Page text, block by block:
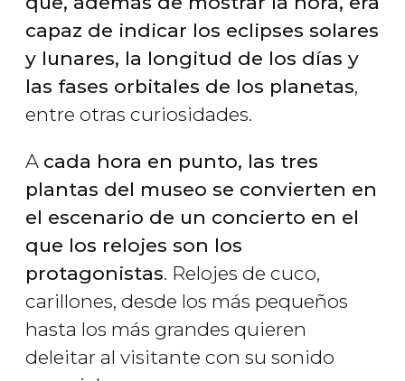
capaz de indicar los eclipses solares
y lunares, la longitud de los días y
las fases orbitales de los planetas,
entre otras curiosidades.
A cada hora en punto, las tres
plantas del museo se convierten en
el escenario de un concierto en el
que los relojes son los
protagonistas. Relojes de cuco,
carillones, desde los más pequeños
hasta los más grandes quieren
deleitar al visitante con su sonido